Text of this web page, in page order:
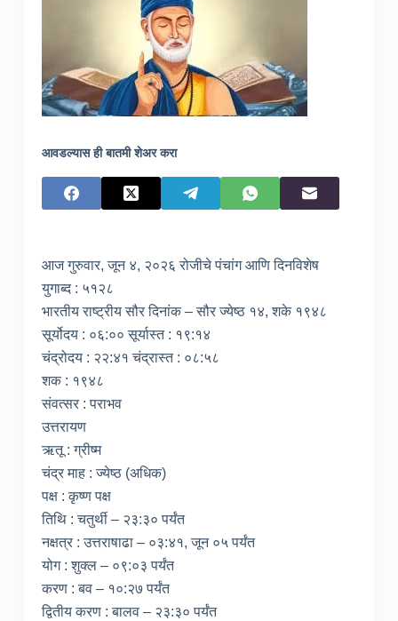
आवडल्यास ही बातमी शेअर करा
आज गुरुवार, जून ४, २०२६ रोजीचे पंचांग आणि दिनविशेष
युगाब्द : ५१२८
भारतीय राष्ट्रीय सौर दिनांक – सौर ज्येष्ठ १४, शके १९४८
सूर्योदय : ०६:०० सूर्यास्त : १९:१४
चंद्रोदय : २२:४१ चंद्रास्त : ०८:५८
शक : १९४८
संवत्सर : पराभव
उत्तरायण
ऋतू : ग्रीष्म
चंद्र माह : ज्येष्ठ (अधिक)
पक्ष : कृष्ण पक्ष
तिथि : चतुर्थी – २३:३० पर्यंत
नक्षत्र : उत्तराषाढा – ०३:४१, जून ०५ पर्यंत
योग : शुक्ल – ०९:०३ पर्यंत
करण : बव – १०:२७ पर्यंत
द्वितीय करण : बालव – २३:३० पर्यंत